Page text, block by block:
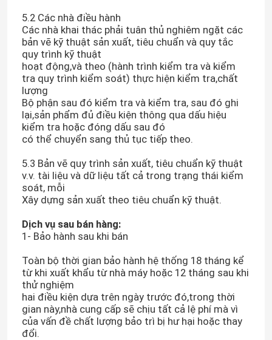
Nhà
Sản phẩm
Về chúng tôi
Chuyến tham quan nhà máy
Kiểm soát chất lượng
Liên hệ với chúng tôi
Tin tức
Yêu cầu Đặt giá
5.2 Các nhà điều hành
Các nhà khai thác phải tuân thủ nghiêm ngặt các
bản vẽ kỹ thuật sản xuất, tiêu chuẩn và quy tắc
quy trình kỹ thuật
hoạt động,và theo (hành trình kiểm tra và kiểm
tra quy trình kiểm soát) thực hiện kiểm tra,chất
lượng
Bộ phận sau đó kiểm tra và kiểm tra, sau đó ghi
lại,sản phẩm đủ điều kiện thông qua dấu hiệu
kiểm tra hoặc đóng dấu sau đó
có thể chuyển sang thủ tục tiếp theo.
5.3 Bản vẽ quy trình sản xuất, tiêu chuẩn kỹ thuật
v.v. tài liệu và dữ liệu tất cả trong trạng thái kiểm
soát, mỗi
Xây dựng sản xuất theo tiêu chuẩn kỹ thuật.
Dịch vụ sau bán hàng:
1- Bảo hành sau khi bán
Toàn bộ thời gian bảo hành hệ thống 18 tháng kể
từ khi xuất khẩu từ nhà máy hoặc 12 tháng sau khi
thử nghiệm
hai điều kiện dựa trên ngày trước đó,trong thời
gian này,nhà cung cấp sẽ chịu tất cả lệ phí mà vì
của vấn đề chất lượng bảo trì bị hư hại hoặc thay
đổi.